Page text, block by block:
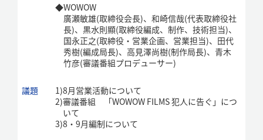
◆WOWOW
廣瀬敏雄(取締役会長)、和崎信哉(代表取締役社
長)、黒水則顯(取締役編成、制作、技術担当)、
国永正之(取締役・営業企画、営業担当)、田代
秀樹(編成局長)、高見澤尚樹(制作局長)、青木
竹彦(審議番組プロデューサー)
議題 1)8月営業活動について
2)審議番組 「WOWOW FILMS 犯人に告ぐ」につ
いて
3)8・9月編制について